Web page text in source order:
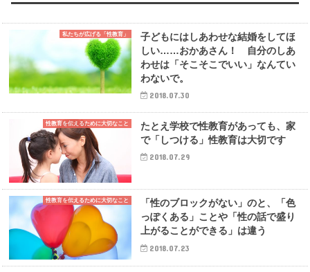
私たちが広げる「性教育」
子どもにはしあわせな結婚をしてほ
しい……おかあさん！ 自分のしあ
わせは「そこそこでいい」なんてい
わないで。
2018.07.30
性教育を伝えるために大切なこと
たとえ学校で性教育があっても、家
で「しつける」性教育は大切です
2018.07.29
性教育を伝えるために大切なこと
「性のブロックがない」のと、「色
っぽくある」ことや「性の話で盛り
上がることができる」は違う
2018.07.23